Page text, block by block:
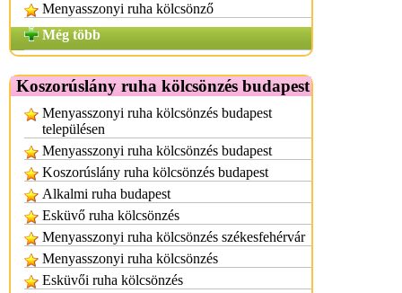
Menyasszonyi ruha kölcsönző
Még több
Koszorúslány ruha kölcsönzés budapest
Menyasszonyi ruha kölcsönzés budapest
településen
Menyasszonyi ruha kölcsönzés budapest
Koszorúslány ruha kölcsönzés budapest
Alkalmi ruha budapest
Esküvő ruha kölcsönzés
Menyasszonyi ruha kölcsönzés székesfehérvár
Menyasszonyi ruha kölcsönzés
Esküvői ruha kölcsönzés